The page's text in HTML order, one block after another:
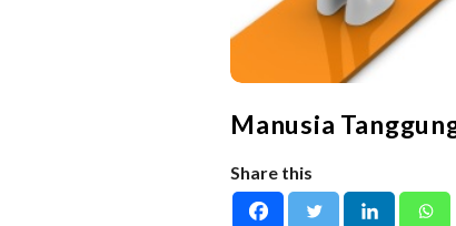
Manusia
Share this